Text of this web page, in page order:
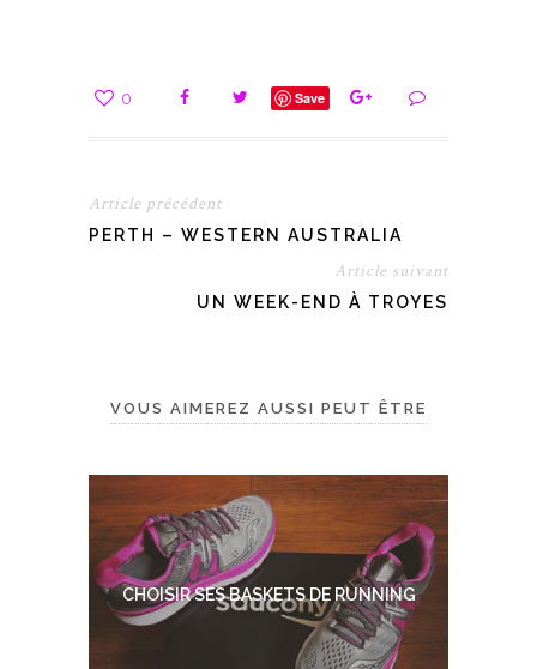
0 Save
Article précédent
PERTH – WESTERN AUSTRALIA
Article suivant
UN WEEK-END À TROYES
VOUS AIMEREZ AUSSI PEUT ÊTRE
CHOISIR SES BASKETS DE RUNNING